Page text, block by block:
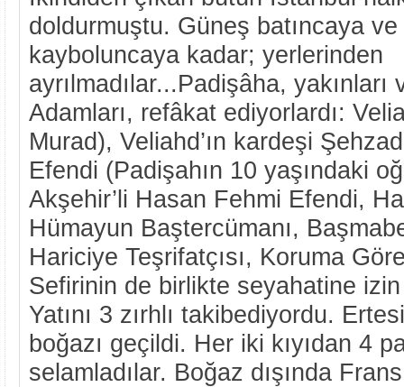
doldurmuştu. Güneş batıncaya ve
kayboluncaya kadar; yerlerinden
ayrılmadılar...Padişâha,
Adamları, refâkat ediyorlardı:
Murad), Veliahd’ın kardeşi
Efendi (Padişahın 10 yaşındaki
Akşehir’li Hasan Fehmi Efendi,
Hümayun Baştercümanı,
Hariciye Teşrifatçısı, Koruma
Sefirinin de birlikte seyahatine
Yatını 3 zırhlı takibediyordu.
boğazı geçildi. Her iki kıyıdan 4
selamladılar. Boğaz dışında